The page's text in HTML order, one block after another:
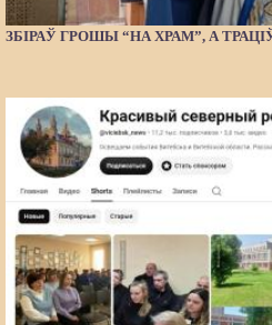
ЗБІРАЎ ГРОШЫ “НА ХРАМ”, А